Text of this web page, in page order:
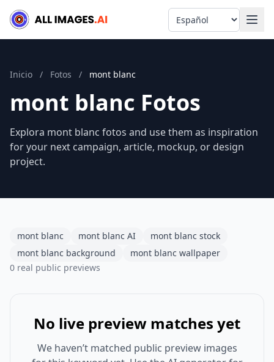
Language
Inicio / Fotos / mont blanc
mont blanc Fotos
Explora mont blanc fotos and use them as inspiration
for your next campaign, article, mockup, or design
project.
mont blanc mont blanc AI
mont blanc stock
mont blanc background
mont blanc wallpaper
0 real public previews
No live preview matches yet
We haven’t matched public preview images